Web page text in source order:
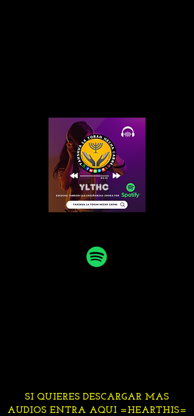
SI QUIERES DESCARGAR MAS
AUDIOS ENTRA AQUI =HEARTHIS=